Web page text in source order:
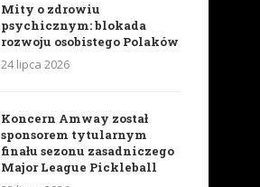
Mity o zdrowiu
psychicznym: blokada
rozwoju osobistego Polaków
24 lipca 2026
Koncern Amway został
sponsorem tytularnym
finału sezonu zasadniczego
Major League Pickleball